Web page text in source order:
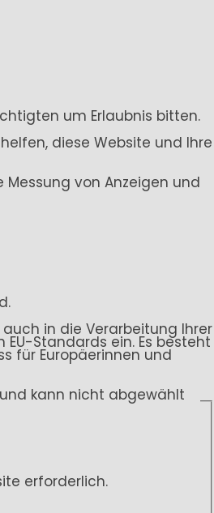
um Erlaubnis bitten.
diese Website und Ihre
Messung von Anzeigen und
auch in die Verarbeitung Ihrer
EU-Standards ein. Es besteht
für Europäerinnen und
kann nicht abgewählt
erforderlich.